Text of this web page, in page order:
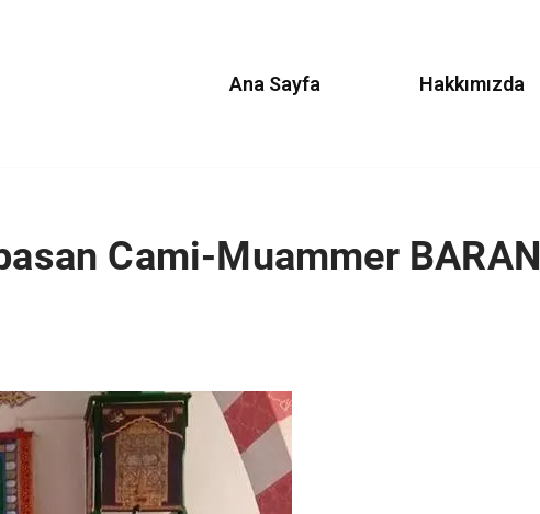
Ana Sayfa Hakkımızda
Cami-Muammer BARAN